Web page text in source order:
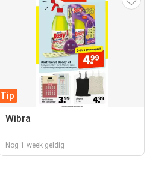
Tip
Wibra
Nog 1 week geldig